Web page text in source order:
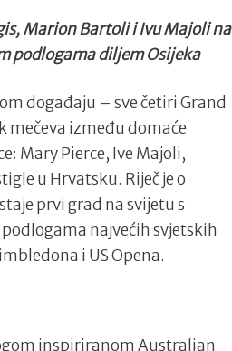
stigle
u
Marion Bartoli i Ivu Majoli na
podlogama diljem Osijeka
događaju – sve četiri Grand
mečeva između domaće
Mary Pierce, Ive Majoli,
u Hrvatsku. Riječ je o
prvi grad na svijetu s
najvećih svjetskih
i US Opena.
inspiriranom Australian